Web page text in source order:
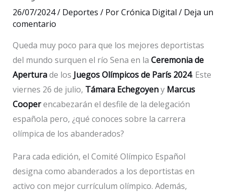
26/07/2024/ Deportes / PorCrónica Digital / Deja un
comentario
Queda muy poco para que los mejores deportistas
del mundo surquen el río Sena en la Ceremonia de
Aperturade los Juegos Olímpicos de París 2024. Este
viernes 26 de julio, Támara Echegoyeny Marcus
Cooperencabezarán el desfile de la delegación
española pero, ¿qué conoces sobre la carrera
olímpica de los abanderados?
Para cada edición, el Comité Olímpico Español
designa como abanderados a los deportistas en
activo con mejor currículum olímpico. Además,